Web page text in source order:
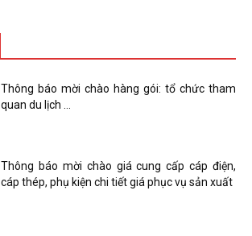
Thông báo mời chào hàng gói: tổ chức tham
quan du lịch …
Thông báo mời chào giá cung cấp cáp điện,
cáp thép, phụ kiện chi tiết giá phục vụ sản xuất